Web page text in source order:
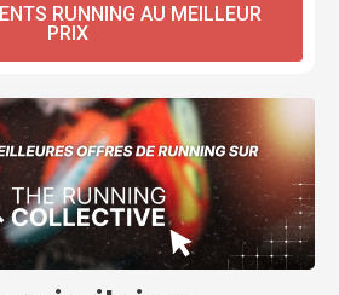
RUNNING AU MEILLEUR
PRIX